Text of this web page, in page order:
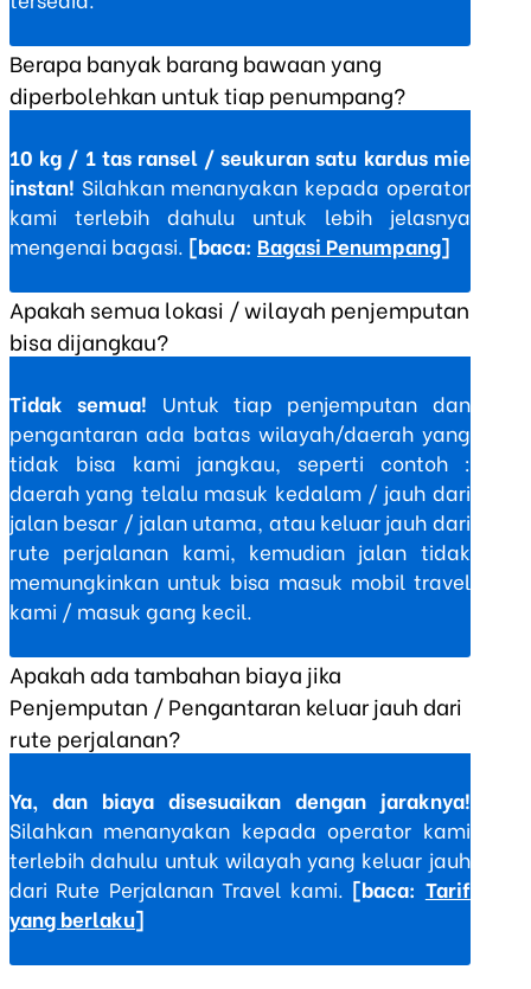
Berapa banyak barang bawaan yang
diperbolehkan untuk tiap penumpang?
10 kg / 1 tas ransel / seukuran satu kardus mie
instan! Silahkan menanyakan kepada operator
kami terlebih dahulu untuk lebih jelasnya
mengenai bagasi. [baca: Bagasi Penumpang]
Apakah semua lokasi / wilayah penjemputan
bisa dijangkau?
Tidak semua! Untuk tiap penjemputan dan
pengantaran ada batas wilayah/daerah yang
tidak bisa kami jangkau, seperti contoh :
daerah yang telalu masuk kedalam / jauh dari
jalan besar / jalan utama, atau keluar jauh dari
rute perjalanan kami, kemudian jalan tidak
memungkinkan untuk bisa masuk mobil travel
kami / masuk gang kecil.
Apakah ada tambahan biaya jika
Penjemputan / Pengantaran keluar jauh dari
rute perjalanan?
Ya, dan biaya disesuaikan dengan jaraknya!
Silahkan menanyakan kepada operator kami
terlebih dahulu untuk wilayah yang keluar jauh
dari Rute Perjalanan Travel kami. [baca: Tarif
yang berlaku]